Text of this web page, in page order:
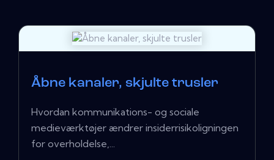
Åbne kanaler, skjulte trusler
Hvordan kommunikations- og sociale
medieværktøjer ændrer insiderrisikoligningen
for overholdelse,...